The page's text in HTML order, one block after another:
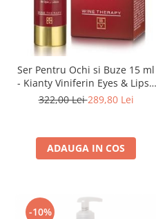
Ser Pentru Ochi si Buze 15 ml
- Kianty Viniferin Eyes & Lips -
Bruno Vassari
322,00 Lei289,80 Lei
ADAUGA IN COS
-10%